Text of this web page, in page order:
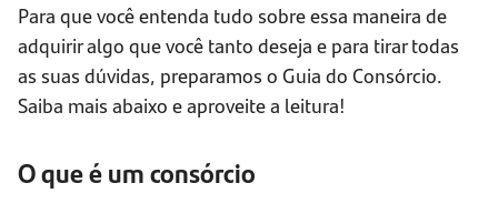
Para que você entenda tudo sobre essa maneira de
adquirir algo que você tanto deseja e para tirar todas
as suas dúvidas, preparamos o Guia do Consórcio.
Saiba mais abaixo e aproveite a leitura!
O que é um consórcio